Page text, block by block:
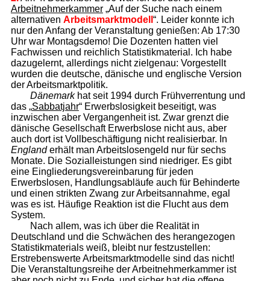
Arbeitnehmerkammer„Auf der Suche nach einem
alternativen Arbeitsmarktmodell “. Leider konnte ich
nur den Anfang der Veranstaltung genießen: Ab 17:30
Uhr war Montagsdemo! Die Dozenten hatten viel
Fachwissen und reichlich Statistikmaterial. Ich habe
dazugelernt, allerdings nicht zielgenau: Vorgestellt
wurden die deutsche, dänische und englische Version
der Arbeitsmarktpolitik.
Dänemarkhat seit 1994 durch Frühverrentung und
das „Sabbatjahr“ Erwerbslosigkeit beseitigt, was
inzwischen aber Vergangenheit ist. Zwar grenzt die
dänische Gesellschaft Erwerbslose nicht aus, aber
auch dort ist Vollbeschäftigung nicht realisierbar. In
Englanderhält man Arbeitslosengeld nur für sechs
Monate. Die Sozialleistungen sind niedriger. Es gibt
eine Eingliederungsvereinbarung für jeden
Erwerbslosen, Handlungsabläufe auch für Behinderte
und einen strikten Zwang zur Arbeitsannahme, egal
was es ist. Häufige Reaktion ist die Flucht aus dem
System.
Nach allem, was ich über die Realität in
Deutschland und die Schwächen des herangezogen
Statistikmaterials weiß, bleibt nur festzustellen:
Erstrebenswerte Arbeitsmarktmodelle sind das nicht!
Die Veranstaltungsreihe der Arbeitnehmerkammer ist